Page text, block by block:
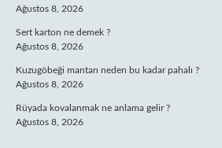
Ağustos 8, 2026
Sert karton ne demek ?
Ağustos 8, 2026
Kuzugöbeği mantarı neden bu kadar pahalı ?
Ağustos 8, 2026
Rüyada kovalanmak ne anlama gelir ?
Ağustos 8, 2026